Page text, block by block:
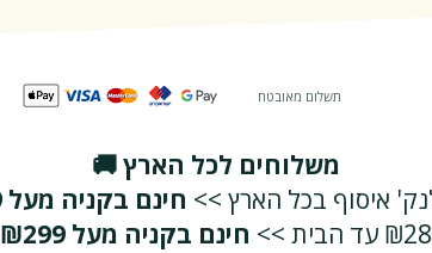
תשלום מאובטח
משלוחים לכל הארץ 🚚
חינם בקניה מעל ₪219
₪28 עד הבית >>
חינם בקניה מעל ₪299